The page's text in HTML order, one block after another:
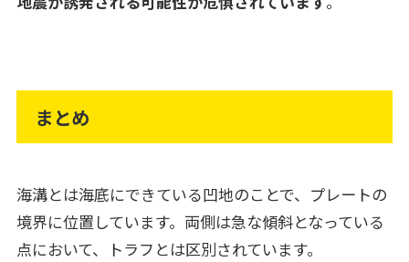
まとめ
海溝とは海底にできている凹地のことで、プレートの
境界に位置しています。両側は急な傾斜となっている
点において、トラフとは区別されています。